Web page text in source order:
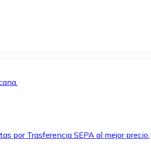
por Trasferencia SEPA al mejor precio.